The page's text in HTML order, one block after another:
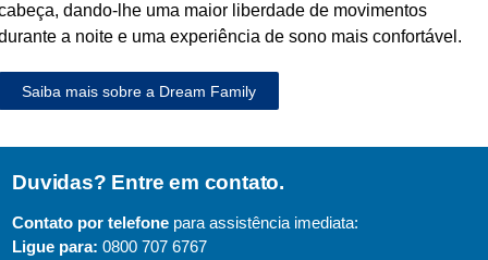
dando-lhe uma maior liberdade de movimentos
a noite e uma experiência de sono mais confortável.
Saiba mais sobre a Dream Family
Duvidas? Entre em contato.
Contato por telefone para assistência imediata:
Ligue para:0800 707 6767